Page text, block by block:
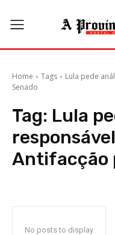
Home Tags
Lula pede
Senado
Tag: Lula
Antifacção
No posts to display